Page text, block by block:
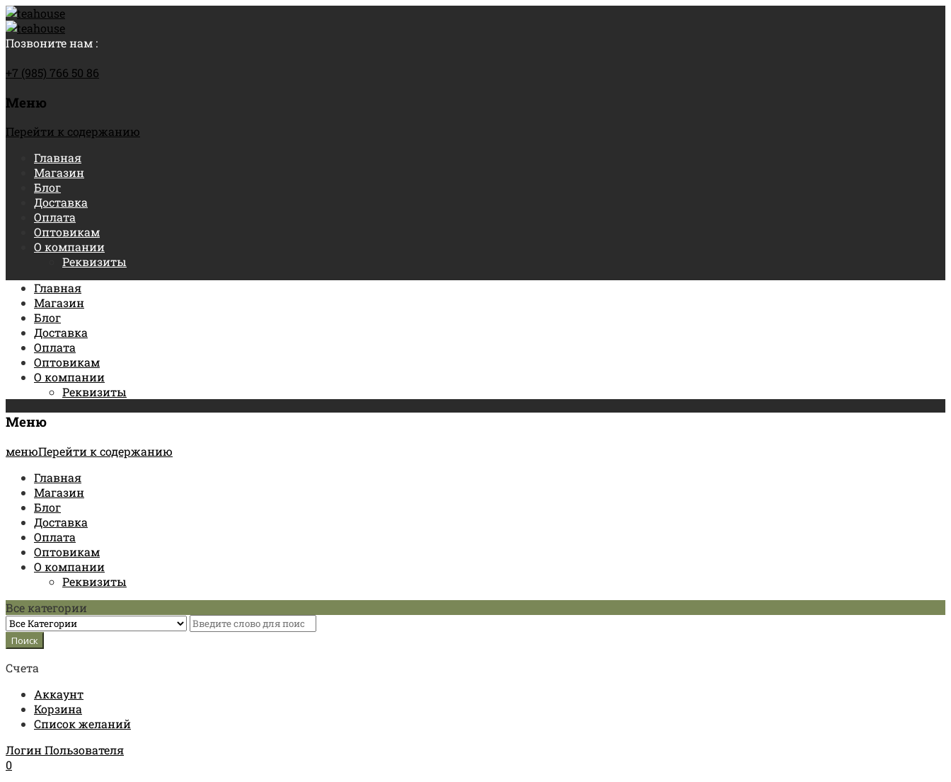
Позвоните нам :
+7 (985) 766 50 86
Меню
Перейти к содержанию
Главная
Магазин
Блог
Доставка
Оплата
Оптовикам
О компании
Реквизиты
Главная
Магазин
Блог
Доставка
Оплата
Оптовикам
О компании
Реквизиты
Меню
менюПерейти к содержанию
Главная
Магазин
Блог
Доставка
Оплата
Оптовикам
О компании
Реквизиты
Все категории
Счета
Аккаунт
Корзина
Список желаний
Логин Пользователя
0